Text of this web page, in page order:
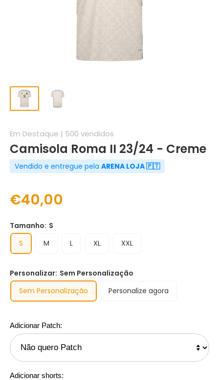
Em Destaque | 500 vendidos
Camisola Roma II 23/24 - Creme
Vendido e entregue pela ARENA LOJA 🇵🇹
€40,00
Tamanho: S
S
M L XL XXL
Personalizar: Sem Personalização
Sem Personalização
Personalize agora
Adicionar Patch:
Adicionar shorts: